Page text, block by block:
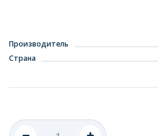
Производитель
Страна